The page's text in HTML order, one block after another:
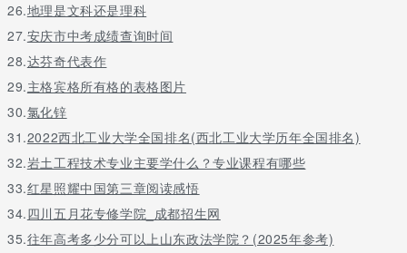
高级技工：
初中毕业生，学制五年；
高中毕业生，学制三年。
中技(中专、中职)毕业生取得中级职业资格证书，学制两年。
预备技师：
高中毕业生，学制四年；
中技(中专、中职)毕业生取得中级职业资格证书，学制三年；
取得高级职业资格证书的高技毕业生，学制为两年。
26.地理是文科还是理科
27.安庆市中考成绩查询时间
28.达芬奇代表作
29.主格宾格所有格的表格图片
30.氯化锌
31.2022西北工业大学全国排名(西北工业大学历年全国排名)
32.岩土工程技术专业主要学什么？专业课程有哪些
33.红星照耀中国第三章阅读感悟
34.四川五月花专修学院_成都招生网
35.往年高考多少分可以上山东政法学院？(2025年参考)